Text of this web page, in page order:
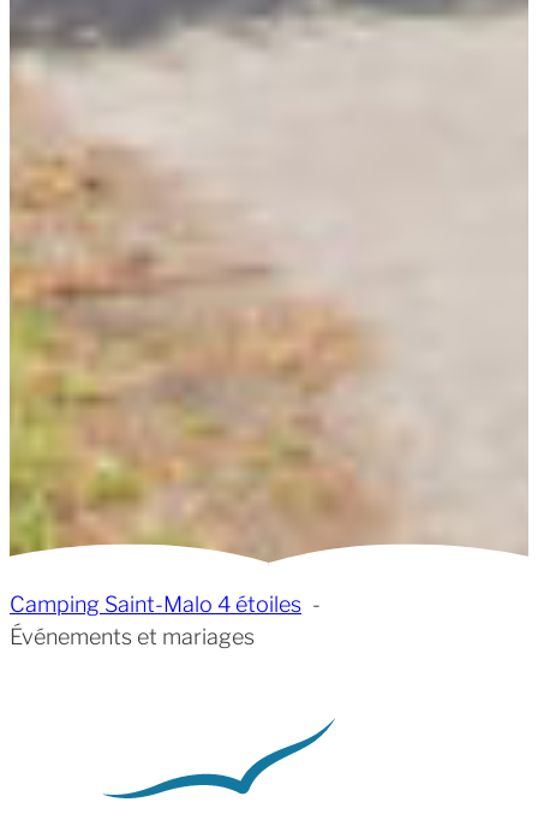
Camping Saint-Malo 4 étoiles
Événements et mariages